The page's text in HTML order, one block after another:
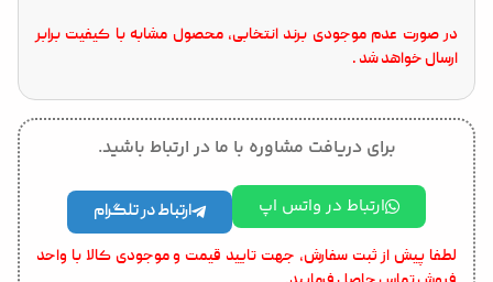
در صورت عدم موجودی برند انتخابی، محصول مشابه با کیفیت برابر
ارسال خواهد شد .
برای دریافت مشاوره با ما در ارتباط باشید.
ارتباط در واتس اپ ارتباط در تلگرام
لطفا پیش از ثبت سفارش، جهت تایید قیمت و موجودی کالا با واحد